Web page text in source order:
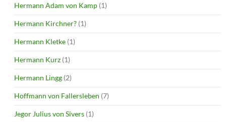
Hermann Adam von Kamp (1)
Hermann Kirchner? (1)
Hermann Kletke (1)
Hermann Kurz (1)
Hermann Lingg (2)
Hoffmann von Fallersleben (7)
Jegor Julius von Sivers (1)